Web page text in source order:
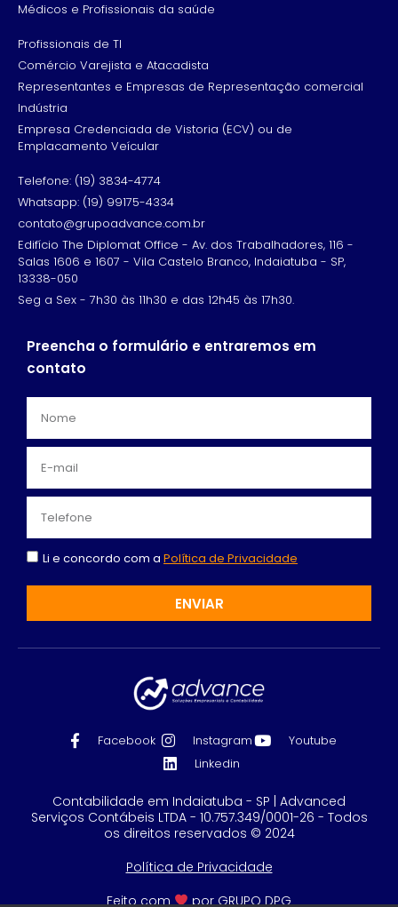
Médicos e Profissionais da saúde
Profissionais de TI
Comércio Varejista e Atacadista
Representantes e Empresas de Representação comercial
Indústria
Empresa Credenciada de Vistoria (ECV) ou de
Emplacamento Veícular
Telefone: (19) 3834-4774
Whatsapp: (19) 99175-4334
contato@grupoadvance.com.br
Edifício The Diplomat Office - Av. dos Trabalhadores, 116 -
Salas 1606 e 1607 - Vila Castelo Branco, Indaiatuba - SP,
13338-050
Seg a Sex - 7h30 às 11h30 e das 12h45 às 17h30.
Preencha o formulário e entraremos em
contato
Li e concordo com a Política de Privacidade
ENVIAR
Facebook Instagram
Youtube
Linkedin
Contabilidade em Indaiatuba - SP | Advanced
Serviços Contábeis LTDA - 10.757.349/0001-26 - Todos
os direitos reservados © 2024
Política de Privacidade
Feito com
por GRUPO DPG